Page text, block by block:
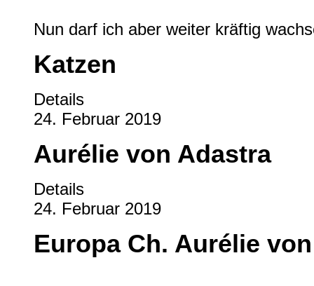
Nun darf ich aber weiter kräftig
Katzen
Details
24. Februar 2019
Aurélie von Adastra
Details
24. Februar 2019
Europa Ch. Aurélie